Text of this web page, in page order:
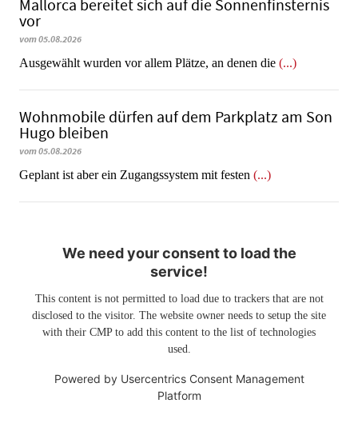
Mallorca bereitet sich auf die Sonnenfinsternis
vor
vom 05.08.2026
Ausgewählt wurden vor allem Plätze, an denen die (...)
Wohnmobile dürfen auf dem Parkplatz am Son
Hugo bleiben
vom 05.08.2026
Geplant ist aber ein Zugangssystem mit festen (...)
We need your consent to load the
service!
This content is not permitted to load due to trackers that are not
disclosed to the visitor. The website owner needs to setup the site
with their CMP to add this content to the list of technologies
used.
Powered by Usercentrics Consent Management
Platform